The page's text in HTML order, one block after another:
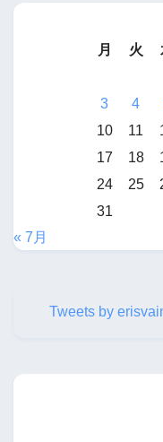
月
火
3
4
10
11
17
18
24
25
31
« 7月
Tweets by